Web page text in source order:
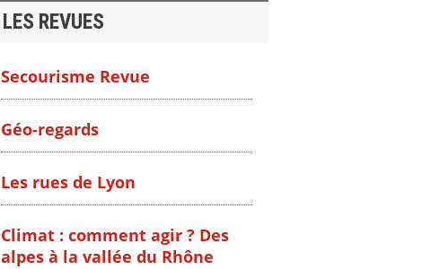
LES REVUES
Secourisme Revue
Géo-regards
Les rues de Lyon
Climat : comment agir ? Des
alpes à la vallée du Rhône